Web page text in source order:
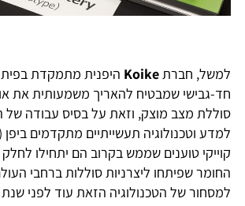
למשל, חברתKoike היפנית מתמקדת
חד-גבישי שמבטיח להאריך משמעותית את
סוללת מצב מוצק, וזאת על בסיס עבודה של
קוייקי טוענים שממש בקרוב הם יתחילו
החומר שפיתחו ליצרניות סוללות ברחבי
למסחור של הטכנולוגיה הזאת עוד לפני שנת 2028.